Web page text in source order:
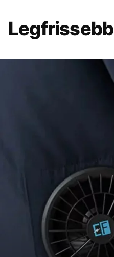
Legfrissebb